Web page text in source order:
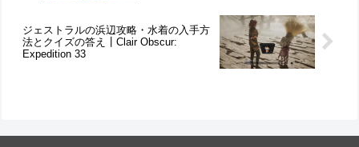
ジェストラルの浜辺攻略・水着の入手方
法とクイズの答え┃Clair Obscur:
Expedition 33